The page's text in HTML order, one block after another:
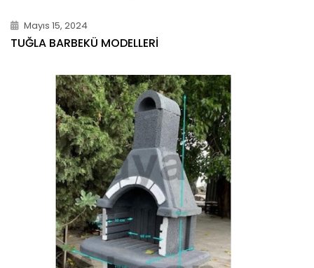
Mayıs 15, 2024
TUĞLA BARBEKÜ MODELLERI